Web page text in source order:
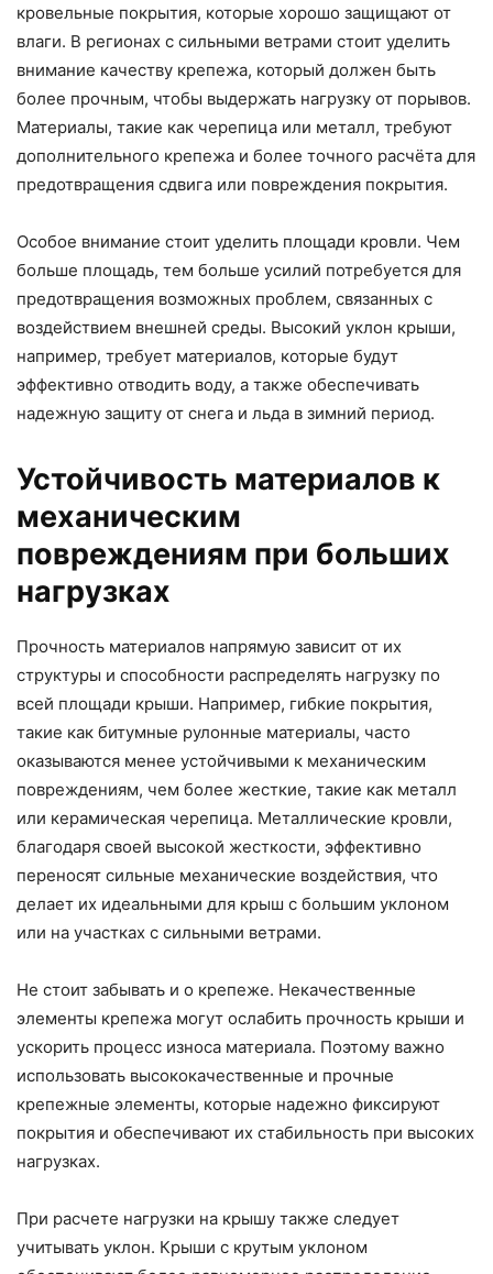
кровельные покрытия, которые хорошо защищают от
влаги. В регионах с сильными ветрами стоит уделить
внимание качеству крепежа, который должен быть
более прочным, чтобы выдержать нагрузку от порывов.
Материалы, такие как черепица или металл, требуют
дополнительного крепежа и более точного расчёта для
предотвращения сдвига или повреждения покрытия.
Особое внимание стоит уделить площади кровли. Чем
больше площадь, тем больше усилий потребуется для
предотвращения возможных проблем, связанных с
воздействием внешней среды. Высокий уклон крыши,
например, требует материалов, которые будут
эффективно отводить воду, а также обеспечивать
надежную защиту от снега и льда в зимний период.
Устойчивость материалов к
механическим
повреждениям при больших
нагрузках
Прочность материалов напрямую зависит от их
структуры и способности распределять нагрузку по
всей площади крыши. Например, гибкие покрытия,
такие как битумные рулонные материалы, часто
оказываются менее устойчивыми к механическим
повреждениям, чем более жесткие, такие как металл
или керамическая черепица. Металлические кровли,
благодаря своей высокой жесткости, эффективно
переносят сильные механические воздействия, что
делает их идеальными для крыш с большим уклоном
или на участках с сильными ветрами.
Не стоит забывать и о крепеже. Некачественные
элементы крепежа могут ослабить прочность крыши и
ускорить процесс износа материала. Поэтому важно
использовать высококачественные и прочные
крепежные элементы, которые надежно фиксируют
покрытия и обеспечивают их стабильность при высоких
нагрузках.
При расчете нагрузки на крышу также следует
учитывать уклон. Крыши с крутым уклоном